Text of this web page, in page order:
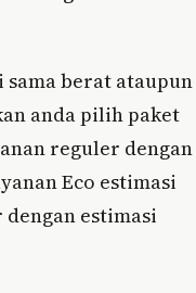
sama berat ataupun
anda pilih paket
reguler dengan
Eco estimasi
dengan estimasi